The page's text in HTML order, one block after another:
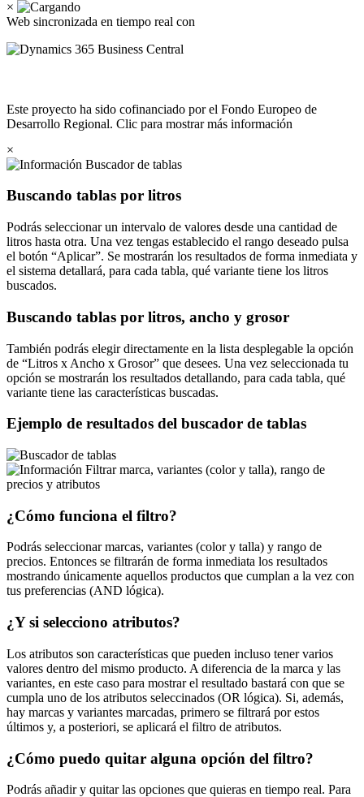
×
Web sincronizada en tiempo real con
Este proyecto ha sido cofinanciado por el Fondo Europeo de
Desarrollo Regional. Clic para mostrar más información
×
Buscador de tablas
Buscando tablas por litros
Podrás seleccionar un intervalo de valores desde una cantidad de
litros hasta otra. Una vez tengas establecido el rango deseado pulsa
el botón
Aplicar . Se mostrarán los resultados de forma inmediata y
el sistema detallará, para cada tabla, qué variante tiene los litros
buscados.
Buscando tablas por litros, ancho y grosor
También podrás elegir directamente en la lista desplegable la opción
de
Litros x Ancho x Grosor
que desees. Una vez seleccionada tu
opción se mostrarán los resultados detallando, para cada tabla, qué
variante tiene las características buscadas.
Ejemplo de resultados del buscador de tablas
Filtrar marca, variantes (color y talla), rango de
precios y atributos
¿Cómo funciona el filtro?
Podrás seleccionar marcas, variantes (color y talla) y rango de
precios. Entonces se filtrarán de forma inmediata los resultados
mostrando únicamente aquellos productos que cumplan a la vez con
tus preferencias (AND lógica).
¿Y si selecciono atributos?
Los atributos son características que pueden incluso tener varios
valores dentro del mismo producto. A diferencia de la marca y las
variantes, en este caso para mostrar el resultado bastará con que se
cumpla uno de los atributos seleccinados (OR lógica). Si, además,
hay marcas y variantes marcadas, primero se filtrará por estos
últimos y, a posteriori, se aplicará el filtro de atributos.
¿Cómo puedo quitar alguna opción del filtro?
Podrás añadir y quitar las opciones que quieras en tiempo real. Para